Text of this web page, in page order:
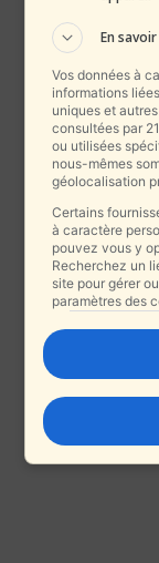
En
Vos données à
informations
uniques et
consultées par
ou utilisées
nous-mêmes
géolocalisation
Certains
à caractère
pouvez vous y
Recherchez un
site pour gérer
paramètres des